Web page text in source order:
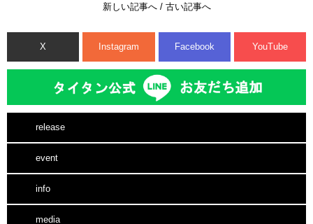
新しい記事へ/ 古い記事へ
X Instagram Facebook YouTube
release
event
info
media